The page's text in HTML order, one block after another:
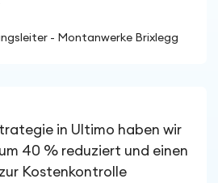
- Montanwerke Brixlegg
in Ultimo haben wir
40 % reduziert und einen
Kostenkontrolle